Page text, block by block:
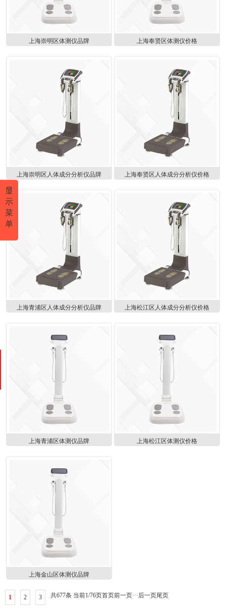
上海崇明区体测仪品牌 上海奉贤区体测仪价格
上海崇明区人体成分分析仪品牌 上海奉贤区人体成分分析仪价格
上海青浦区人体成分分析仪品牌 上海松江区人体成分分析仪价格
上海青浦区体测仪品牌 上海松江区体测仪价格
上海金山区体测仪品牌
共677条 当前1/76页首页前一页
1 2 3 ··· 后一页尾页
显
示
菜
单